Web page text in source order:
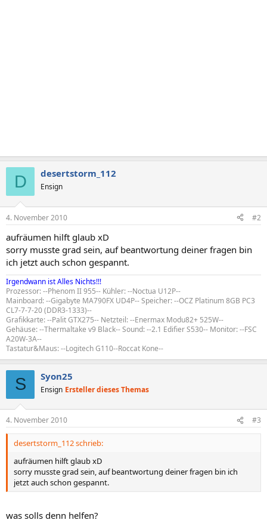
D desertstorm_112
Ensign
4. November 2010 #2
aufräumen hilft glaub xD
sorry musste grad sein, auf beantwortung deiner fragen bin
ich jetzt auch schon gespannt.
Irgendwann ist Alles Nichts!!!
Prozessor: --Phenom II 955-- Kühler: --Noctua U12P--
Mainboard: --Gigabyte MA790FX UD4P-- Speicher: --OCZ Platinum 8GB PC3
CL7-7-7-20 (DDR3-1333)--
Grafikkarte: --Palit GTX275-- Netzteil: --Enermax Modu82+ 525W--
Gehäuse: --Thermaltake v9 Black-- Sound: --2.1 Edifier S530-- Monitor: --FSC
A20W-3A--
Tastatur&Maus: --Logitech G110--Roccat Kone--
S Syon25
Ensign Ersteller dieses Themas
4. November 2010 #3
desertstorm_112 schrieb:
aufräumen hilft glaub xD
sorry musste grad sein, auf beantwortung deiner fragen bin ich
jetzt auch schon gespannt.
was solls denn helfen?